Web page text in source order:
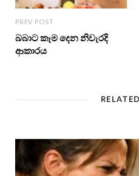
PREV POST
බබාට කෑම දෙන නිවැරදි
ආකාරය